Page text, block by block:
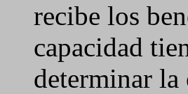
recibe los
capacidad
determinar la